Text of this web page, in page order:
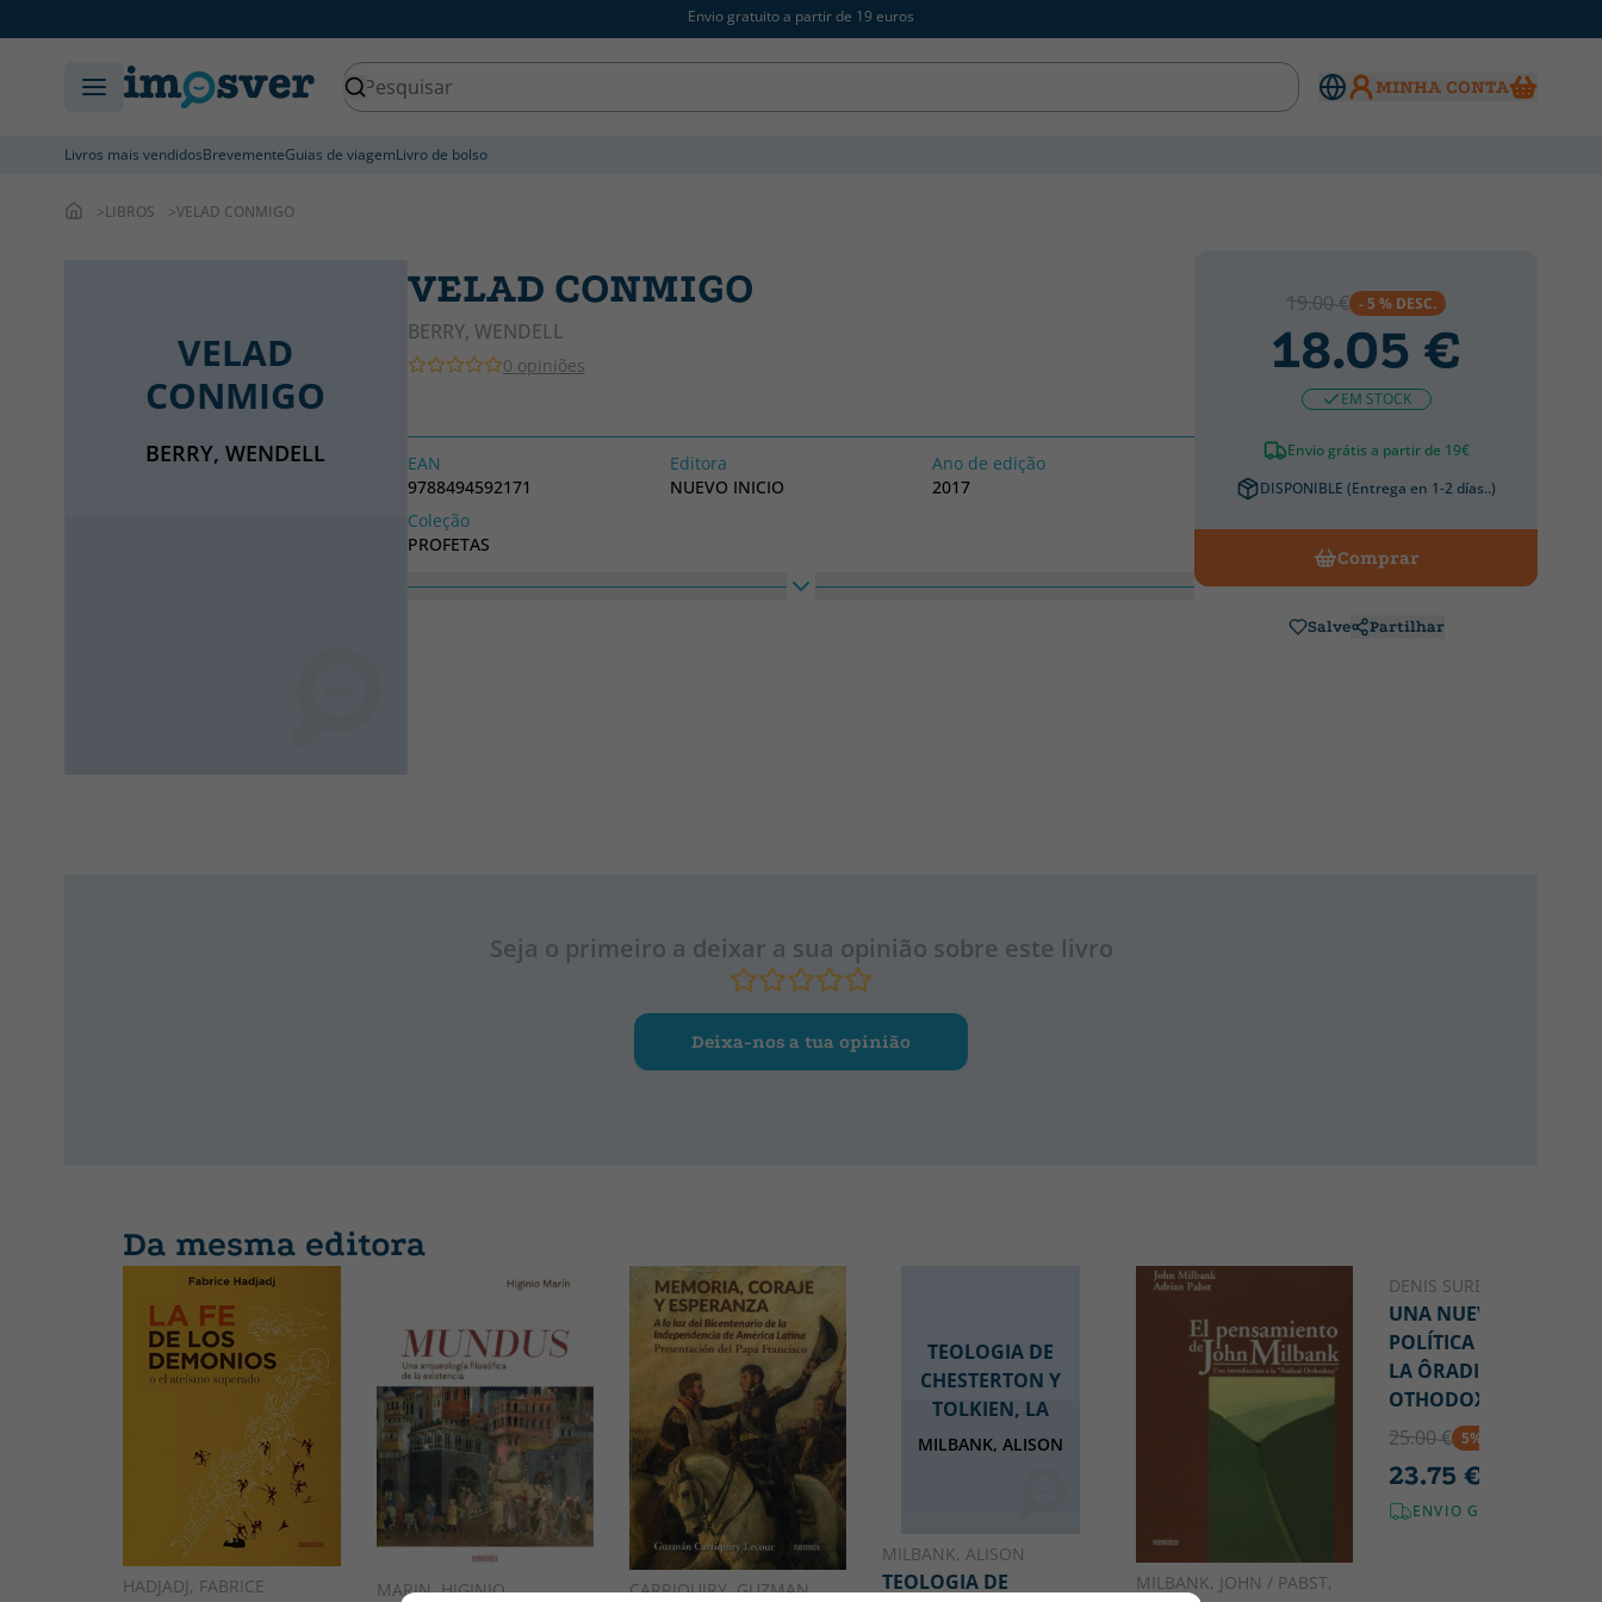
Envio gratuito a partir de 19 euros
MINHA CONTA
Livros mais vendidosBrevementeGuias de viagemLivro de bolso
LIBROS VELAD CONMIGO
VELAD
CONMIGO
BERRY, WENDELL
VELAD CONMIGO
BERRY, WENDELL
0 opiniões
EAN
9788494592171
Editora
NUEVO INICIO
Ano de edição
2017
Coleção
PROFETAS
19.00 € - 5 % DESC.
18.05 €
EM STOCK
Envio grátis a partir de 19€
DISPONIBLE (Entrega en 1-2 días..)
Comprar
Salve Partilhar
Seja o primeiro a deixar a sua opinião sobre este livro
Deixa-nos a tua opinião
Da mesma editora
HADJADJ, FABRICE MARIN, HIGINIO CARRIQUIRY, GUZMAN
TEOLOGIA DE
CHESTERTON Y
TOLKIEN, LA
MILBANK, ALISON
MILBANK, ALISON
TEOLOGIA DE
MILBANK, JOHN / PABST,
DENIS SUREAU
UNA NUEVA TEOLOGÍA
POLÍTICA (EN TORNO
LA ÔRADICAL
OTHODOXY
25.00 € 5% DTO
23.75 €
ENVIO GRÁTIS!